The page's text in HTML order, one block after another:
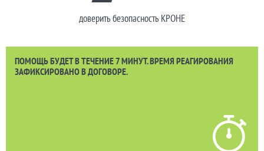
доверить безопасность КРОНЕ
ПОМОЩЬ БУДЕТ В ТЕЧЕНИЕ 7 МИНУТ. ВРЕМЯ РЕАГИРОВАНИЯ
ЗАФИКСИРОВАНО В ДОГОВОРЕ.